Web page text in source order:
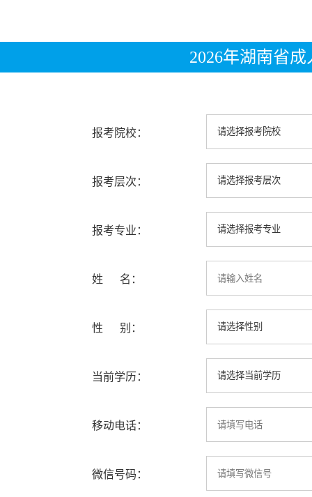
2026年湖南省
报考院校：
报考层次：
报考专业：
姓 名：
性 别：
当前学历：
移动电话：
微信号码：